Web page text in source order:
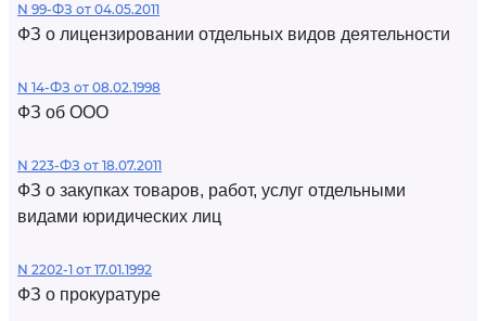
N 99-ФЗ от 04.05.2011
ФЗ о лицензировании отдельных видов деятельности
N 14-ФЗ от 08.02.1998
ФЗ об ООО
N 223-ФЗ от 18.07.2011
ФЗ о закупках товаров, работ, услуг отдельными
видами юридических лиц
N 2202-1 от 17.01.1992
ФЗ о прокуратуре